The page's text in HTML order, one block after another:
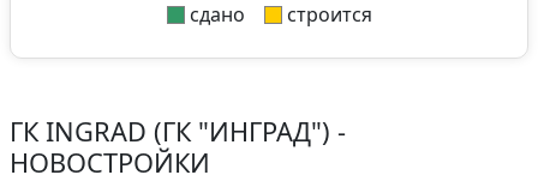
сдано строится
ГК INGRAD (ГК "ИНГРАД") -
НОВОСТРОЙКИ